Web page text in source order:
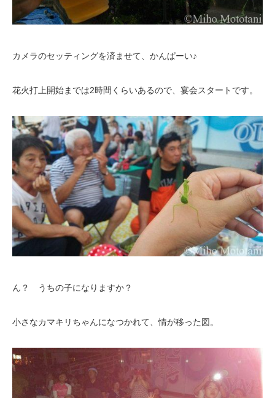
カメラのセッティングを済ませて、かんぱーい♪
花火打上開始までは2時間くらいあるので、宴会スタートです。
ん？ うちの子になりますか？
小さなカマキリちゃんになつかれて、情が移った図。